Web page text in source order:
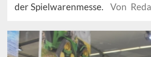
der Spielwarenmesse.
Von